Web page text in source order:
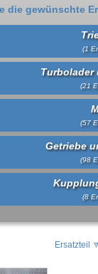
die gewünschte
(1
(21
(57
Getriebe
(98
(8
Ersatzteil